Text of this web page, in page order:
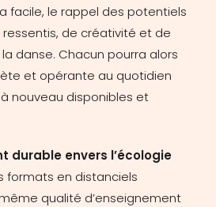
facile, le rappel des potentiels
de créativité et de
danse. Chacun pourra alors
et opérante au quotidien
nouveau disponibles et
durable envers l’écologie
formats en distanciels
qualité d’enseignement